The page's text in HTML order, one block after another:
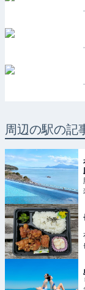
周辺の駅の記